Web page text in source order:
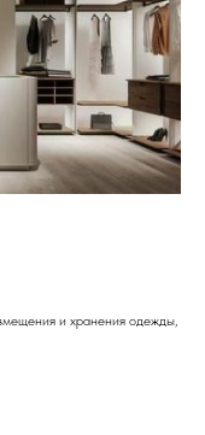
и хранения одежды,